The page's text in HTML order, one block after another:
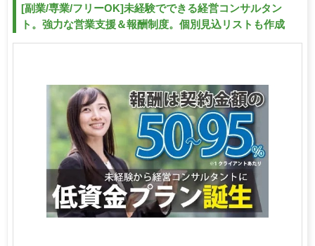
[副業/専業/フリーOK]未経験でできる経営コンサルタン
ト。強力な営業支援＆報酬制度。個別見込リストも作成